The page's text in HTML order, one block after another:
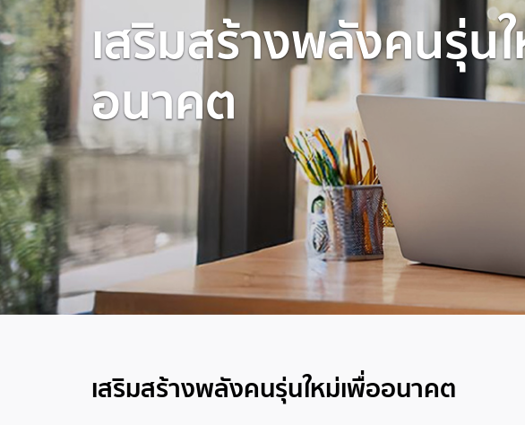
เสริมสร้างพลังคนรุ่น
อนาคต
เสริมสร้างพลังคนรุ่นใหม่เพื่ออนาคต